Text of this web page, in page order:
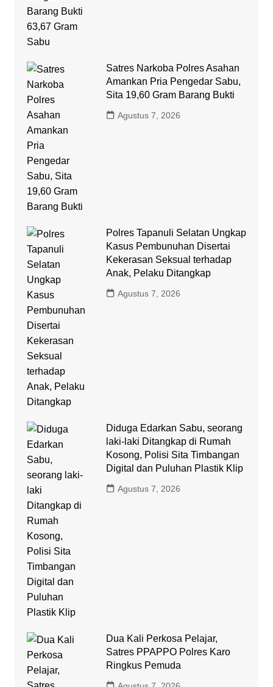
Satres Narkoba Polres Asahan
Amankan Pria Pengedar Sabu,
Sita 19,60 Gram Barang Bukti
Agustus 7, 2026
Polres Tapanuli Selatan Ungkap
Kasus Pembunuhan Disertai
Kekerasan Seksual terhadap
Anak, Pelaku Ditangkap
Agustus 7, 2026
Diduga Edarkan Sabu, seorang
laki-laki Ditangkap di Rumah
Kosong, Polisi Sita Timbangan
Digital dan Puluhan Plastik Klip
Agustus 7, 2026
Dua Kali Perkosa Pelajar,
Satres PPAPPO Polres Karo
Ringkus Pemuda